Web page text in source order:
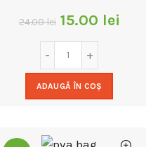
24.00lei Prețul
inițial
a
fost:
15.00 lei
ADAUGĂ ÎN COȘ